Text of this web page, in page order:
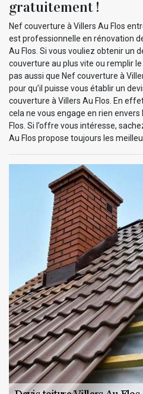
gratuitement !
Nef couverture à Villers Au Flos
est professionnelle en rénovation
Au Flos. Si vous vouliez obtenir un
couverture au plus vite ou remplir
pas aussi que Nef couverture à
pour qu’il puisse vous établir un
couverture à Villers Au Flos. En
cela ne vous engage en rien
Flos. Si l’offre vous intéresse,
Au Flos propose toujours les